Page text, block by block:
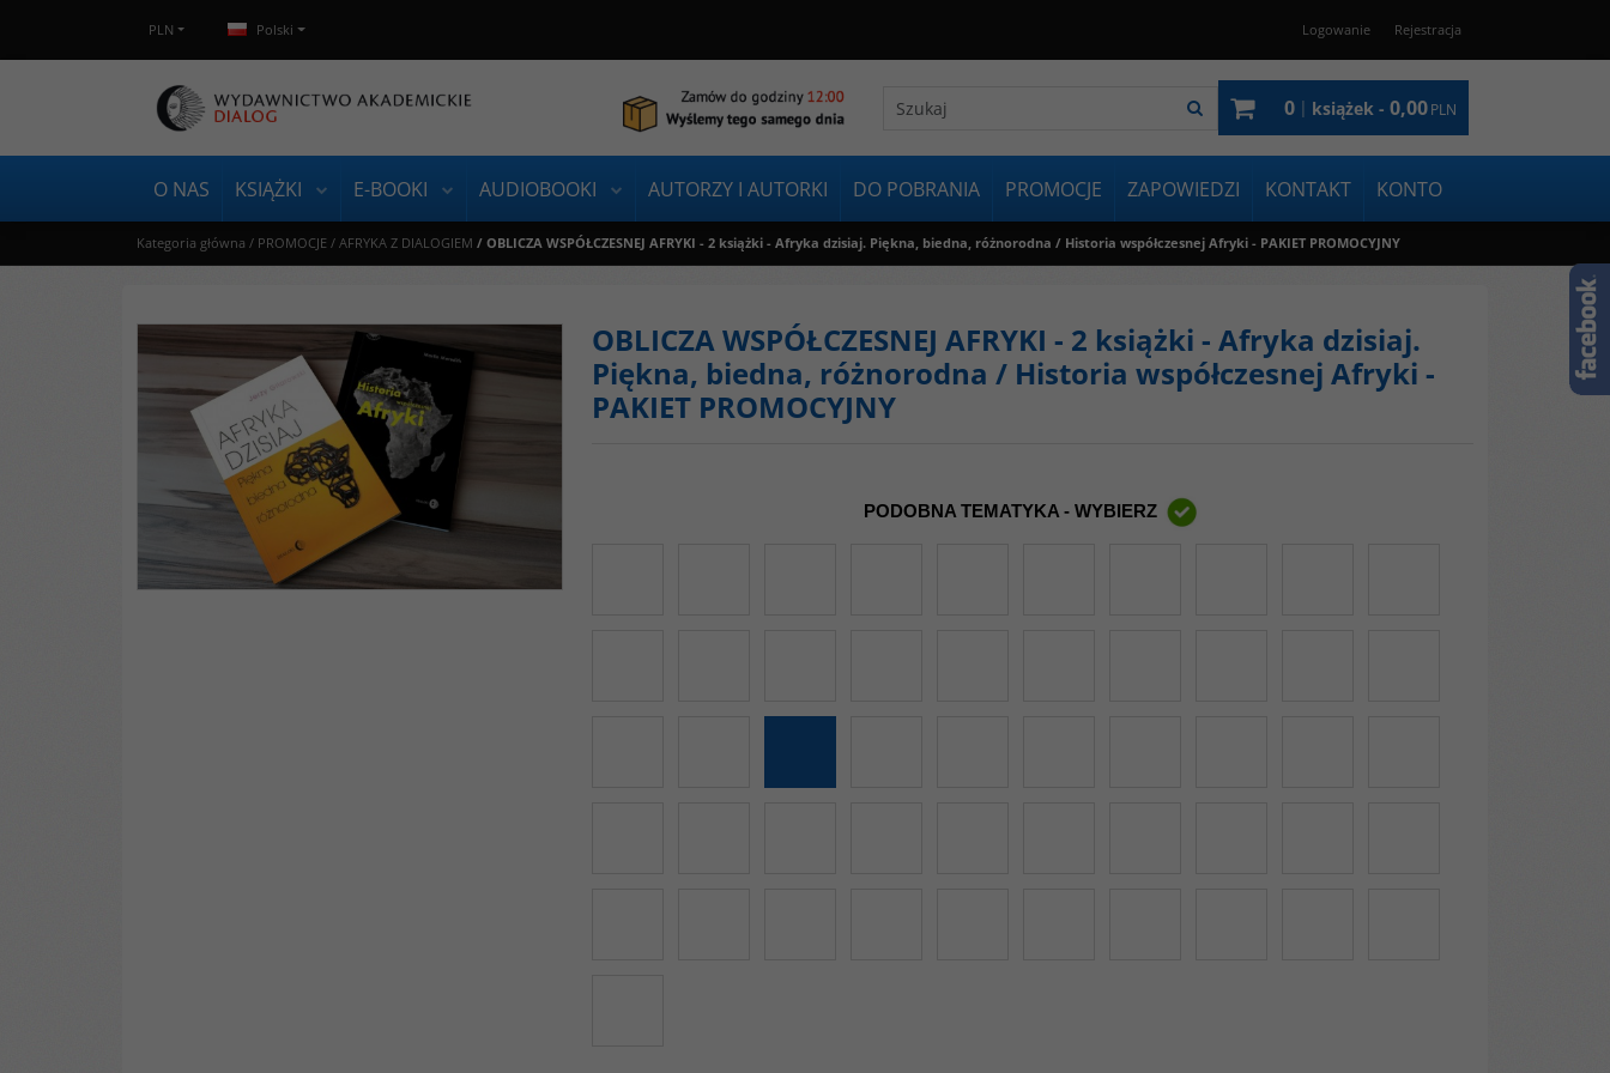
PLN Polski Logowanie Rejestracja
0 | książek - 0,00PLN
O NAS KSIĄŻKI E-BOOKI AUDIOBOOKI AUTORZY I AUTORKI DO POBRANIA PROMOCJE ZAPOWIEDZI KONTAKT KONTO
Kategoria główna / PROMOCJE / AFRYKA Z DIALOGIEM / OBLICZA WSPÓŁCZESNEJ AFRYKI - 2 książki - Afryka dzisiaj. Piękna, biedna, różnorodna / Historia współczesnej Afryki - PAKIET PROMOCYJNY
OBLICZA WSPÓŁCZESNEJ AFRYKI - 2 książki - Afryka dzisiaj.
Piękna, biedna, różnorodna / Historia współczesnej Afryki -
PAKIET PROMOCYJNY
PODOBNA TEMATYKA - WYBIERZ